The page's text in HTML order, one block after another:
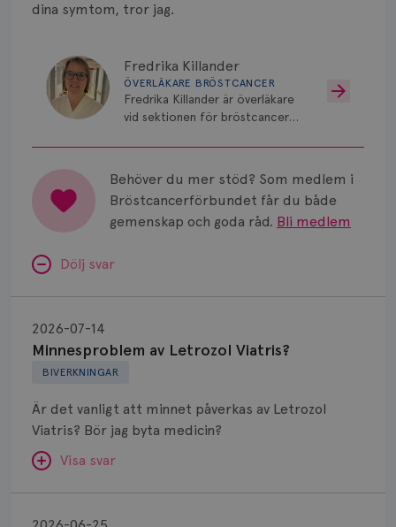
dina symtom, tror jag.
Fredrika Killander
ÖVERLÄKARE BRÖSTCANCER
Fredrika Killander är överläkare
vid sektionen för bröstcancer
Malmö/Lund.
Behöver du mer stöd? Som medlem i
Bröstcancerförbundet får du både
gemenskap och goda råd. Bli medlem
Dölj svar
BIVERKNINGAR
Minnesproblem av Letrozol Viatris?
2026-07-14
Är det vanligt att minnet påverkas av Letrozol
Viatris? Bör jag byta medicin?
Visa svar
Letrozol
Viatris?
Risker
Spridd bröstcancer
Strålning